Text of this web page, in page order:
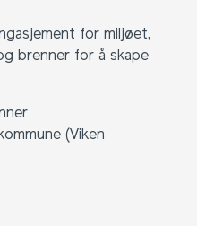
for miljøet,
brenner for å skape
(Viken